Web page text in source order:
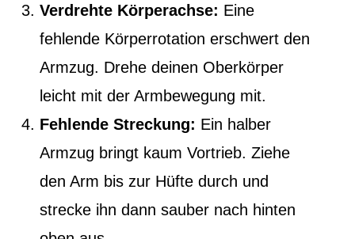
Verdrehte Körperachse: Eine
fehlende Körperrotation erschwert den
Armzug. Drehe deinen Oberkörper
leicht mit der Armbewegung mit.
Fehlende Streckung: Ein halber
Armzug bringt kaum Vortrieb. Ziehe
den Arm bis zur Hüfte durch und
strecke ihn dann sauber nach hinten